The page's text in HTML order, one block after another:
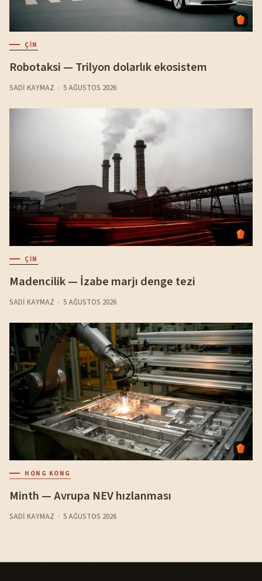
ÇIN
Robotaksi — Trilyon dolarlık ekosistem
SADI KAYMAZ 5 AĞUSTOS 2026
ÇIN
Madencilik — İzabe marjı denge tezi
SADI KAYMAZ 5 AĞUSTOS 2026
HONG KONG
Minth — Avrupa NEV hızlanması
SADI KAYMAZ 5 AĞUSTOS 2026